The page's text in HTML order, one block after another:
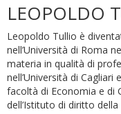
LEOPOLDO
Leopoldo Tullio è
nell’Università di Roma
materia in qualità di
nell’Università di Cagliari
facoltà di Economia e di
dell’Istituto di diritto